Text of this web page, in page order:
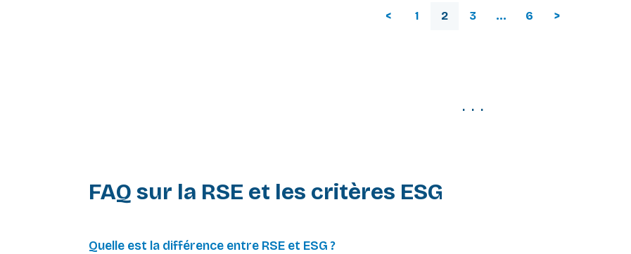
< 1 2 3 ... 6 >
. . .
FAQ sur la RSE et les critères ESG
Quelle est la différence entre RSE et ESG ?